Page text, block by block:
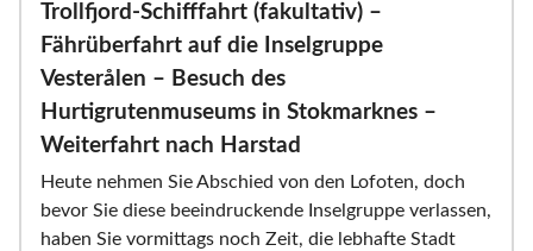
Trollfjord-Schifffahrt (fakultativ) –
Fährüberfahrt auf die Inselgruppe
Vesterålen – Besuch des
Hurtigrutenmuseums in Stokmarknes –
Weiterfahrt nach Harstad
Heute nehmen Sie Abschied von den Lofoten, doch
bevor Sie diese beeindruckende Inselgruppe verlassen,
haben Sie vormittags noch Zeit, die lebhafte Stadt